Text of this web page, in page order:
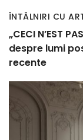
ÎNTÂLNIRI CU
„CECI N’EST
despre lumi
recente